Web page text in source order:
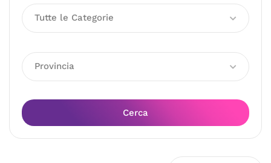
Tutte le Categorie
Provincia
Cerca